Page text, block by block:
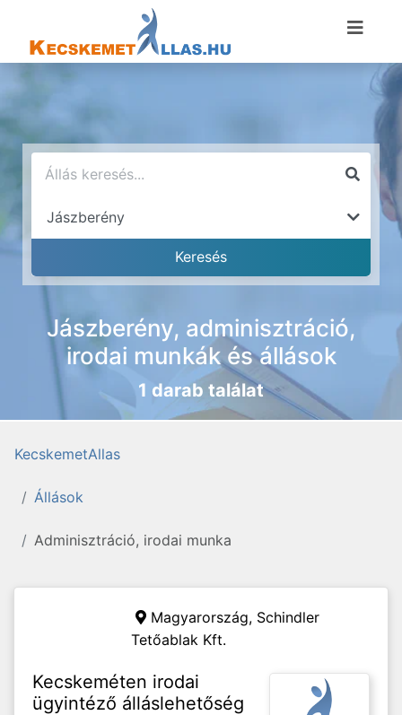
Jászberény, adminisztráció,
irodai munkák és állások
1 darab találat
KecskemetAllas
Állások
Adminisztráció, irodai munka
Magyarország, Schindler
Tetőablak Kft.
Kecskeméten irodai
ügyintéző álláslehetőség